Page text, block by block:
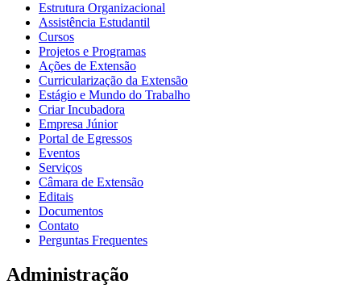
Estrutura Organizacional
Assistência Estudantil
Cursos
Projetos e Programas
Ações de Extensão
Curricularização da Extensão
Estágio e Mundo do Trabalho
Criar Incubadora
Empresa Júnior
Portal de Egressos
Eventos
Serviços
Câmara de Extensão
Editais
Documentos
Contato
Perguntas Frequentes
Administração